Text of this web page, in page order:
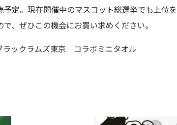
定。現在開催中のマスコット総選挙でも上位
、ぜひこの機会にお買い求めください。
ックラムズ東京 コラボミニタオル